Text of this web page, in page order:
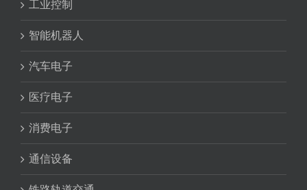
工业控制
智能机器人
汽车电子
医疗电子
消费电子
通信设备